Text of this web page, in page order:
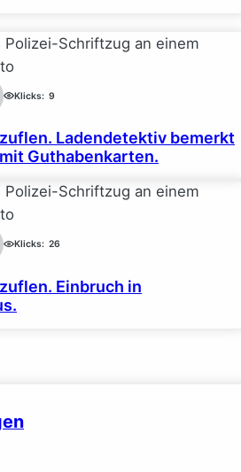
Klicks: 9
Ladendetektiv bemerkt
Guthabenkarten.
Klicks: 26
Einbruch in